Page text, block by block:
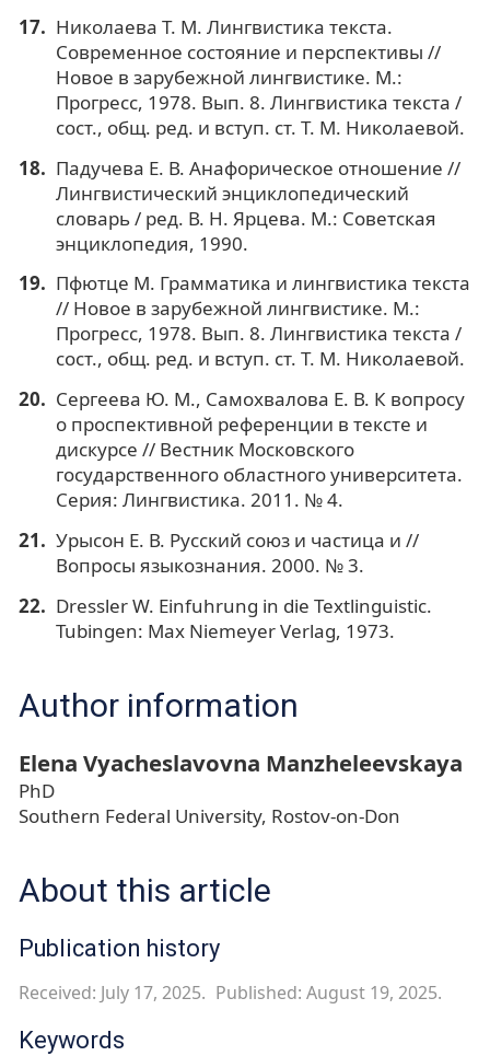
Николаева Т. М. Лингвистика текста.
Современное состояние и перспективы //
Новое в зарубежной лингвистике. М.:
Прогресс, 1978. Вып. 8. Лингвистика текста /
сост., общ. ред. и вступ. ст. Т. М. Николаевой.
Падучева Е. В. Анафорическое отношение //
Лингвистический энциклопедический
словарь / ред. В. Н. Ярцева. М.: Советская
энциклопедия, 1990.
Пфютце М. Грамматика и лингвистика текста
// Новое в зарубежной лингвистике. М.:
Прогресс, 1978. Вып. 8. Лингвистика текста /
сост., общ. ред. и вступ. ст. Т. М. Николаевой.
Сергеева Ю. М., Самохвалова Е. В. К вопросу
о проспективной референции в тексте и
дискурсе // Вестник Московского
государственного областного университета.
Серия: Лингвистика. 2011. № 4.
Урысон Е. В. Русский союз и частица и //
Вопросы языкознания. 2000. № 3.
Dressler W. Einfuhrung in die Textlinguistic.
Tubingen: Max Niemeyer Verlag, 1973.
Author information
Elena Vyacheslavovna Manzheleevskaya
PhD
Southern Federal University, Rostov-on-Don
About this article
Publication history
Received: July 17, 2025. Published: August 19, 2025.
Keywords